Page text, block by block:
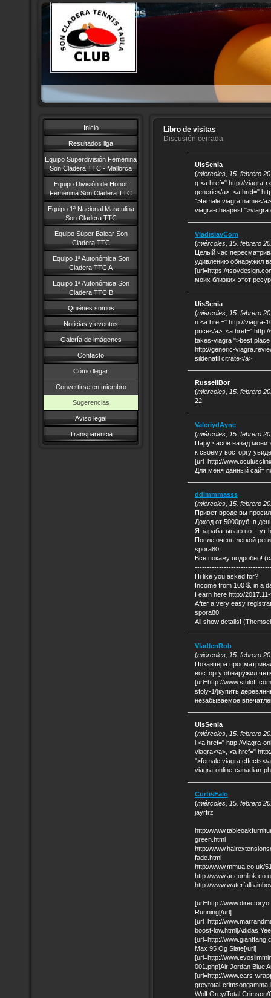
Inicio
Resultados liga
Equipo Superdivisión Femenina
Son Cladera TTC - Mallorca
Equipo División de Honor
Femenina Son Cladera TTC
Equipo 1ª Nacional Masculina
Son Cladera TTC
Equipo Súper Balear Son
Cladera TTC
Equipo 1ª Autonómica Son
Cladera TTC A
Equipo 1ª Autonómica Son
Cladera TTC B
Quiénes somos
Noticias y eventos
Galería de imágenes
Contacto
Cómo llegar
Convertirse en miembro
Sugerencias
Aviso legal
Transparencia
Libro de visitas
Discusión cerrada
UisSenia
(miércoles, 15. febrero
g <a href=" http://viagra-
generic</a>, <a href="
">female viagra name</
viagra-cheapest ">viagra
VladislavCom
(miércoles, 15. febrero
Целый час
удивлению обнаружил
[url=https://
моих близких этот
UisSenia
(miércoles, 15. febrero
n <a href=" http://viagra-
price</a>, <a href="
takes-viagra ">best
http://generic-
sildenafil citrate</a>
RussellBor
(miércoles, 15. febrero
22
ValeriydAync
(miércoles, 15. febrero
Пару часов назад
к своему восторгу
[url=http://
Для меня данный сайт
ddimmmasss
(miércoles, 15. febrero
Привет вроде вы
Доход от 5000руб. в
Я зарабатываю вот тут
После очень легкой
spora80
Все покажу подробно!
Hi like you asked for?
Income from 100 $. in a
I earn here http://
After a very easy
spora80
All show details!
VladlenRob
(miércoles, 15. febrero
Позавчера
восторгу обнаружил
[url=http://
stoly-1/]купить
незабываемое
UisSenia
(miércoles, 15. febrero
i <a href=" http://viagra-
viagra</a>, <a href="
">female viagra effects</
viagra-online-canadian-
CurtisFalo
(miércoles, 15. febrero
jayrfrz
http://
green.html
http://
fade.html
http://www.mmua.co.uk/
http://
http://
[url=http://
Running[/url]
[url=http://
boost-low.html]Adidas
[url=http://
Max 95 Og Slate[/url]
[url=http://
001.php]Air Jordan Blue
[url=http://www.cars-
greytotal-
Wolf Grey/Total